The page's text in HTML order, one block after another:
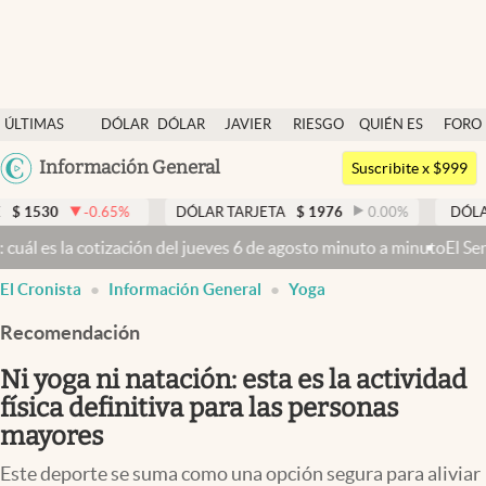
ÚLTIMAS
NOTICIAS
DÓLAR
DÓLAR
JAVIER
RIESGO
QUIÉN ES
QUIÉN
FORO
Argentina
México
Información General
Dólar
Members
Economía y Política
Finanzas y Mercados
Mercados Online
Negocios
Columnistas
Otras secciones
Suscribite x $999
-0.65% DÓLAR TARJETA $ 1976 0.00% DÓLAR MEP $
jueves 6 de agosto minuto a minutoEl Senado busca aprobar
El Cronista Información General Yoga
Recomendación
Ni yoga ni natación: esta es la actividad
física definitiva para las personas
mayores
Este deporte se suma como una opción segura para aliviar